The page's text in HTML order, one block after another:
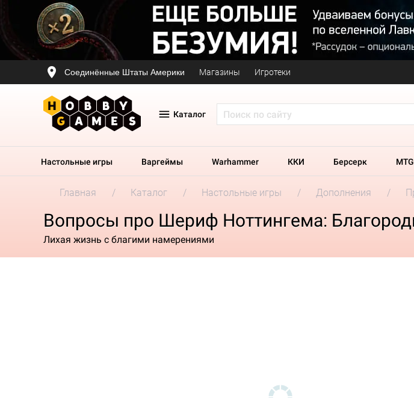
Соединённые Штаты Америки Магазины Игротеки
Каталог
Настольные игры Варгеймы Warhammer ККИ Берсерк MTG
Главная Каталог Настольные игры Дополнения
Вопросы про Шериф Ноттингема:
Лихая жизнь с благими намерениями